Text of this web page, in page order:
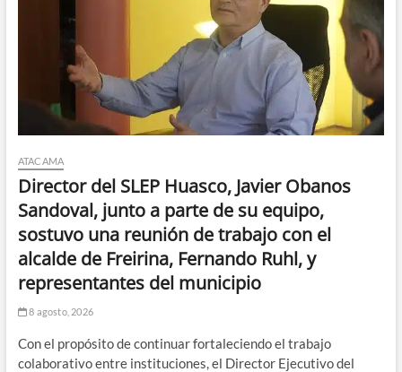
ATACAMA
Director del SLEP Huasco, Javier Obanos
Sandoval, junto a parte de su equipo,
sostuvo una reunión de trabajo con el
alcalde de Freirina, Fernando Ruhl, y
representantes del municipio
8 agosto, 2026
Con el propósito de continuar fortaleciendo el trabajo
colaborativo entre instituciones, el Director Ejecutivo del